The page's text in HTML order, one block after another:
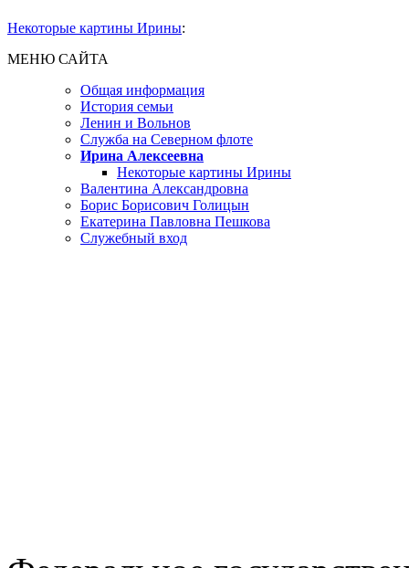
Некоторые картины Ирины:
МЕНЮ САЙТА
Общая информация
История семьи
Ленин и Вольнов
Служба на Северном флоте
Ирина Алексеевна
Некоторые картины Ирины
Валентина Александровна
Борис Борисович Голицын
Екатерина Павловна Пешкова
Служебный вход